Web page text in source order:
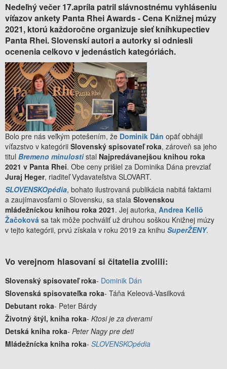
Nedeľný večer 17.apríla patril slávnostnému vyhláseniu
víťazov ankety Panta Rhei Awards - Cena Knižnej múzy
2021, ktorú každoročne organizuje sieť kníhkupectiev
Panta Rhei. Slovenskí autori a autorky si odniesli
ocenenia celkovo v jedenástich kategóriách.
Bolo pre nás veľkým potešením, že Dominik Dán opäť obhájil
víťazstvo v kategórii Slovenský spisovateľ roka, zároveň sa jeho
titul Bremeno minulostistal Najpredávanejšou knihou roka
2021 v Panta Rhei. Obe ceny prišiel za Dominika Dána prevziať
Juraj Heger, riaditeľ Vydavateľstva SLOVART.
SLOVENSKOpédia, bohato ilustrovaná publikácia nabitá faktami
a zaujímavosťami o Slovensku, sa stala Slovenskou
mládežníckou knihou roka 2021. Jej autorka, Andrea Kellö
Žačoková sa tak môže pochváliť už druhou soškou Knižnej múzy
v tejto kategórii, prvú získala v roku 2019 za knihu SuperŽENY.
Vo verejnom hlasovaní si čitatelia zvolili:
Slovenský spisovateľ roka- Dominik Dán
Slovenská spisovateľka roka- Táňa Keleová-Vasilková
Debutant roka- Peter Bárdy
Životný štýl, kniha roka- Ktosi je za dverami
Detská kniha roka- Peter Nagy pre deti
Mládežnícka kniha roka- SLOVENSKOpédia